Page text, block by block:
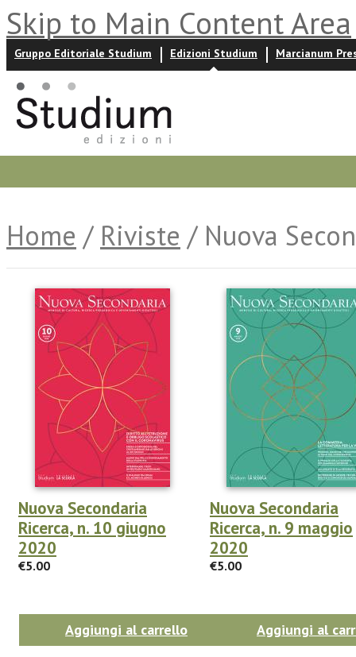
Skip to Main Content Area
Gruppo Editoriale Studium Edizioni Studium Marcianum
Home / Riviste / Nuova
Nuova Secondaria
Ricerca, n. 10 giugno
2020
€5.00
Aggiungi al carrello
Nuova Secondaria
Ricerca, n. 9 maggio
2020
€5.00
Aggiungi al